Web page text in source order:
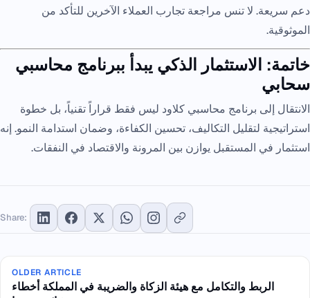
دعم سريعة. لا تنس مراجعة تجارب العملاء الآخرين للتأكد من
الموثوقية.
خاتمة: الاستثمار الذكي يبدأ ببرنامج محاسبي
سحابي
الانتقال إلى برنامج محاسبي كلاود ليس فقط قراراً تقنياً، بل خطوة
استراتيجية لتقليل التكاليف، تحسين الكفاءة، وضمان استدامة النمو. إنه
استثمار في المستقبل يوازن بين المرونة والاقتصاد في النفقات.
Share:
OLDER ARTICLE
الربط والتكامل مع هيئة الزكاة والضريبة في المملكة أخطاء